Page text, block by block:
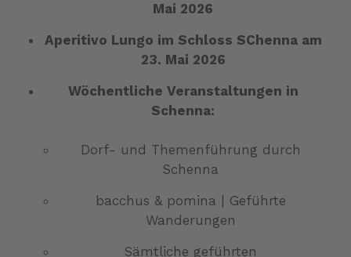
Mai 2026
Aperitivo Lungo im Schloss SChenna am
23. Mai 2026
Wöchentliche Veranstaltungen in
Schenna:
Dorf- und Themenführung durch
Schenna
bacchus & pomina | Geführte
Wanderungen
Sämtliche geführten